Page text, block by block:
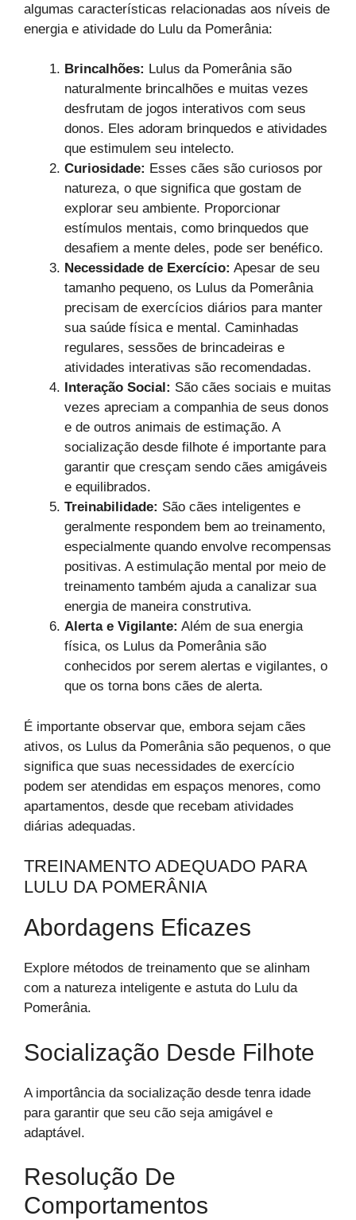
algumas características relacionadas aos níveis de
energia e atividade do Lulu da Pomerânia:
Brincalhões: Lulus da Pomerânia são
naturalmente brincalhões e muitas vezes
desfrutam de jogos interativos com seus
donos. Eles adoram brinquedos e atividades
que estimulem seu intelecto.
Curiosidade: Esses cães são curiosos por
natureza, o que significa que gostam de
explorar seu ambiente. Proporcionar
estímulos mentais, como brinquedos que
desafiem a mente deles, pode ser benéfico.
Necessidade de Exercício: Apesar de seu
tamanho pequeno, os Lulus da Pomerânia
precisam de exercícios diários para manter
sua saúde física e mental. Caminhadas
regulares, sessões de brincadeiras e
atividades interativas são recomendadas.
Interação Social: São cães sociais e muitas
vezes apreciam a companhia de seus donos
e de outros animais de estimação. A
socialização desde filhote é importante para
garantir que cresçam sendo cães amigáveis
e equilibrados.
Treinabilidade: São cães inteligentes e
geralmente respondem bem ao treinamento,
especialmente quando envolve recompensas
positivas. A estimulação mental por meio de
treinamento também ajuda a canalizar sua
energia de maneira construtiva.
Alerta e Vigilante: Além de sua energia
física, os Lulus da Pomerânia são
conhecidos por serem alertas e vigilantes, o
que os torna bons cães de alerta.
É importante observar que, embora sejam cães
ativos, os Lulus da Pomerânia são pequenos, o que
significa que suas necessidades de exercício
podem ser atendidas em espaços menores, como
apartamentos, desde que recebam atividades
diárias adequadas.
TREINAMENTO ADEQUADO PARA
LULU DA POMERÂNIA
Abordagens Eficazes
Explore métodos de treinamento que se alinham
com a natureza inteligente e astuta do Lulu da
Pomerânia.
Socialização Desde Filhote
A importância da socialização desde tenra idade
para garantir que seu cão seja amigável e
adaptável.
Resolução De
Comportamentos